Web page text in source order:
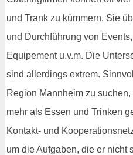
und Trank zu kümmern. Sie
und Durchführung von
Equipement u.v.m. Die
sind allerdings extrem.
Region Mannheim zu
mehr als Essen und Trinken
Kontakt- und
um die Aufgaben, die er nicht